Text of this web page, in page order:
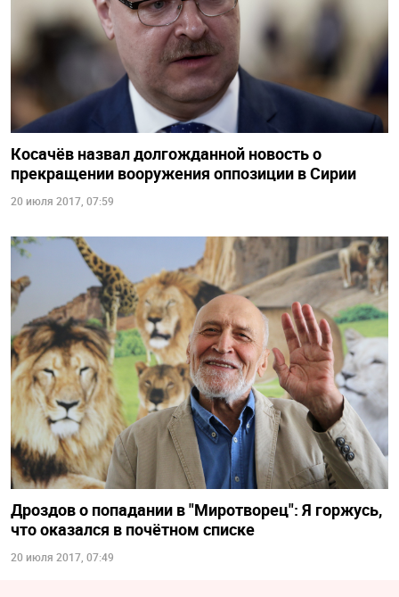
Косачёв назвал долгожданной новость о
прекращении вооружения оппозиции в Сирии
20 июля 2017, 07:59
Дроздов о попадании в "Миротворец": Я горжусь,
что оказался в почётном списке
20 июля 2017, 07:49